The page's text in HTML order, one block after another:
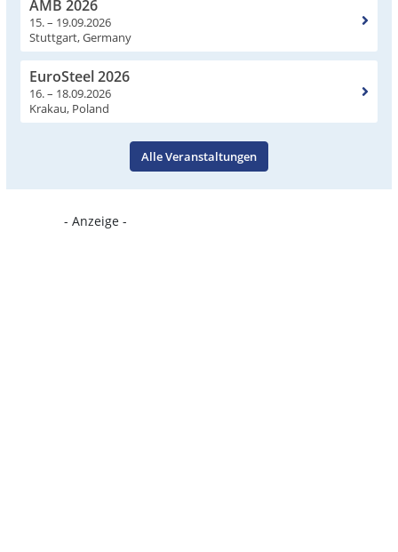
AMB 2026
15. – 19.09.2026
Stuttgart, Germany
EuroSteel 2026
16. – 18.09.2026
Krakau, Poland
Alle Veranstaltungen
- Anzeige -